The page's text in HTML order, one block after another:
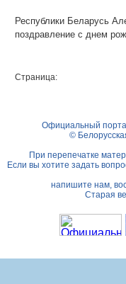
Республики Беларусь
поздравление с днем
Страница:
Официальный
©
При перепечатке
Если вы хотите задать
напишите нам,
Старая